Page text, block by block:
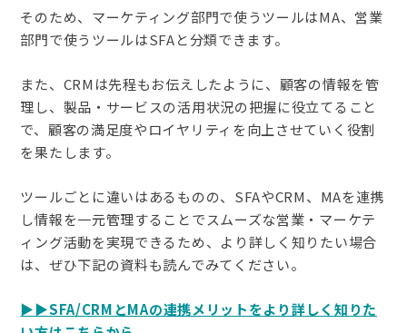
そのため、マーケティング部門で使うツールはMA、営業
部門で使うツールはSFAと分類できます。
また、CRMは先程もお伝えしたように、顧客の情報を管
理し、製品・サービスの活用状況の把握に役立てること
で、顧客の満足度やロイヤリティを向上させていく役割
を果たします。
ツールごとに違いはあるものの、SFAやCRM、MAを連携
し情報を一元管理することでスムーズな営業・マーケテ
ィング活動を実現できるため、より詳しく知りたい場合
は、ぜひ下記の資料も読んでみてください。
▶️▶️SFA/CRMとMAの連携メリットをより詳しく知りた